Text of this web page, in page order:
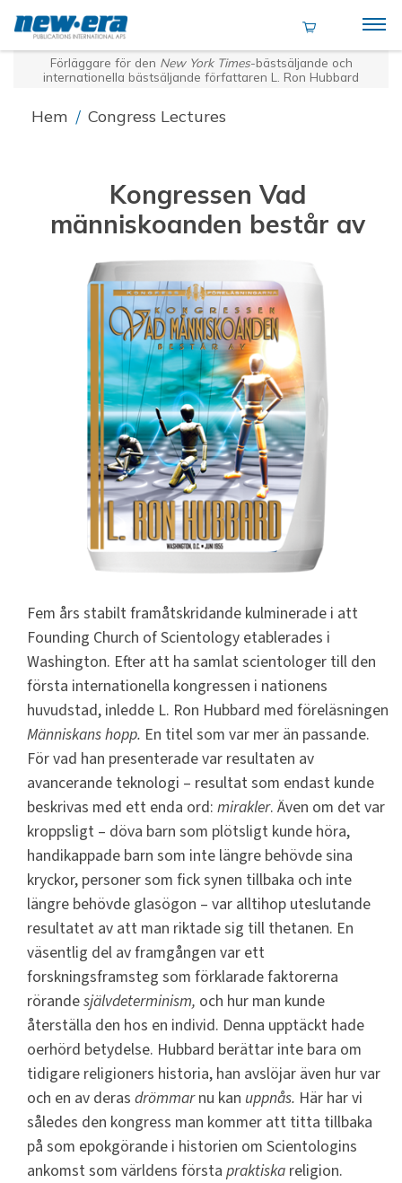
Förläggare för den New York Times-bästsäljande och
internationella bästsäljande författaren L. Ron Hubbard
Hem / Congress Lectures
Kongressen Vad
människoanden består av
Fem års stabilt framåtskridande kulminerade i att
Founding Church of Scientology etablerades i
Washington. Efter att ha samlat scientologer till den
första internationella kongressen i nationens
huvudstad, inledde L. Ron Hubbard med föreläsningen
Människans hopp. En titel som var mer än passande.
För vad han presenterade var resultaten av
avancerande teknologi – resultat som endast kunde
beskrivas med ett enda ord: mirakler. Även om det var
kroppsligt – döva barn som plötsligt kunde höra,
handikappade barn som inte längre behövde sina
kryckor, personer som fick synen tillbaka och inte
längre behövde glasögon – var alltihop uteslutande
resultatet av att man riktade sig till thetanen. En
väsentlig del av framgången var ett
forskningsframsteg som förklarade faktorerna
rörandesjälvdeterminism, och hur man kunde
återställa den hos en individ. Denna upptäckt hade
oerhörd betydelse. Hubbard berättar inte bara om
tidigare religioners historia, han avslöjar även hur var
och en av deras drömmarnu kan uppnås. Här har vi
således den kongress man kommer att titta tillbaka
på som epokgörande i historien om Scientologins
ankomst som världens första praktiska religion.